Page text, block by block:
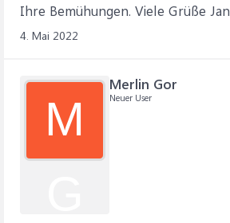
Ihre Bemühungen. Viele Grüße Jan
4. Mai 2022
M
Merlin Gor
Neuer User